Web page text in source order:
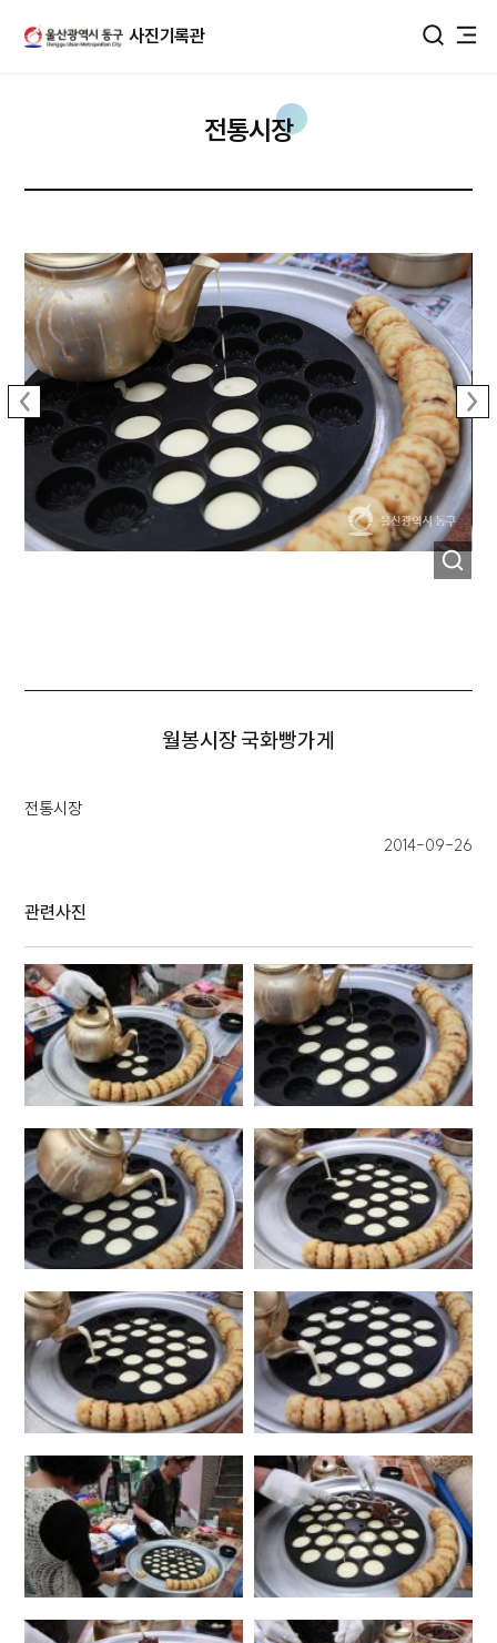
사진기록관
전통시장
월봉시장 국화빵가게
전통시장
2014-09-26
관련사진